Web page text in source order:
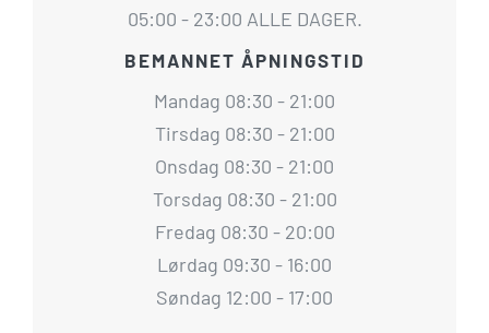
05:00 - 23:00 ALLE DAGER.
BEMANNET ÅPNINGSTID
Mandag 08:30 - 21:00
Tirsdag 08:30 - 21:00
Onsdag 08:30 - 21:00
Torsdag 08:30 - 21:00
Fredag 08:30 - 20:00
Lørdag 09:30 - 16:00
Søndag 12:00 - 17:00